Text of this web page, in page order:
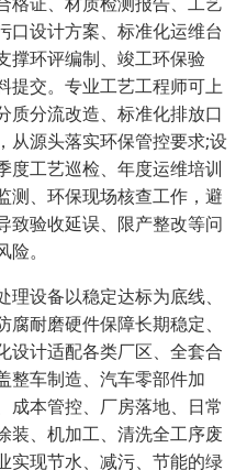
口设计方案、标准化运维台
撑环评编制、竣工环保验
提交。专业工艺工程师可上
质分流改造、标准化排放口
从源头落实环保管控要求;设
度工艺巡检、年度运维培训
测、环保现场核查工作，避
致验收延误、限产整改等问
。
设备以稳定达标为底线、
耐磨硬件保障长期稳定、
设计适配各类厂区、全套合
整车制造、汽车零部件加
成本管控、厂房落地、日常
装、机加工、清洗全工序废
实现节水、减污、节能的绿